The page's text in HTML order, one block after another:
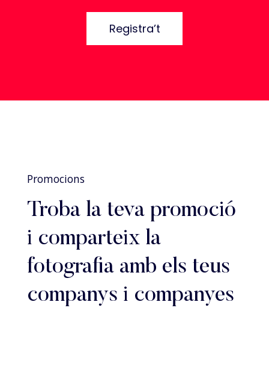
Registra’t
Promocions
Troba la teva promoció
i comparteix la
fotografia amb els teus
companys i companyes